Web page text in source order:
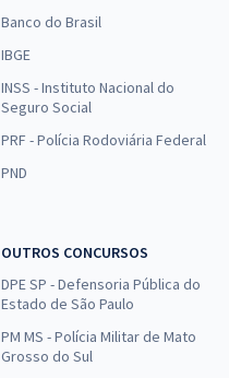
Banco do Brasil
IBGE
INSS - Instituto Nacional do
Seguro Social
PRF - Polícia Rodoviária Federal
PND
OUTROS CONCURSOS
DPE SP - Defensoria Pública do
Estado de São Paulo
PM MS - Polícia Militar de Mato
Grosso do Sul